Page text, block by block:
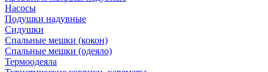
Насосы
Подушки надувные
Сидушки
Спальные мешки (кокон)
Спальные мешки (одеяло)
Термоодеяла